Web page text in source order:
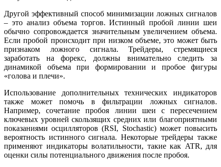
Другой эффективный способ минимизации ложных сигналов
– это анализ объема торгов. Истинный пробой линии шеи
обычно сопровождается значительным увеличением объема.
Если пробой происходит при низком объеме, это может быть
признаком ложного сигнала. Трейдеры, стремящиеся
заработать на форекс, должны внимательно следить за
динамикой объема при формировании и пробое фигуры
«голова и плечи».
Использование дополнительных технических индикаторов
также может помочь в фильтрации ложных сигналов.
Например, сочетание пробоя линии шеи с пересечением
ключевых уровней скользящих средних или благоприятными
показаниями осцилляторов (RSI, Stochastic) может повысить
вероятность истинного сигнала. Некоторые трейдеры также
применяют индикаторы волатильности, такие как ATR, для
оценки силы потенциального движения после пробоя.